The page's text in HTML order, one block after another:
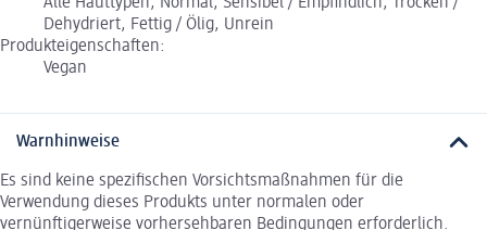
Dehydriert, Fettig / Ölig, Unrein
Produkteigenschaften:
Vegan
Warnhinweise
Es sind keine spezifischen Vorsichtsmaßnahmen für die
Verwendung dieses Produkts unter normalen oder
vernünftigerweise vorhersehbaren Bedingungen erforderlich.